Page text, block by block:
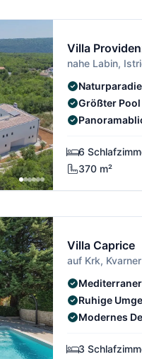
Villa
nahe Labin,
Größter
6
370 m²
Villa Caprice
auf Krk,
Ruhige
Modernes
3